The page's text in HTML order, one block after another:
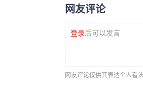
网友评论
登录后可以发言
网友评论仅供其表达个人看